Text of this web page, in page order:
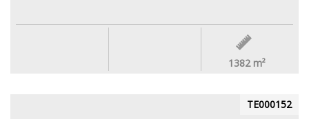
1382 m²
TE000152